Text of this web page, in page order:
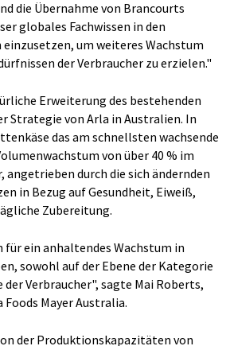
die Übernahme von Brancourts
globales Fachwissen in den
um weiteres Wachstum
der Verbraucher zu erzielen."
Erweiterung des bestehenden
Strategie von Arla in Australien. In
das am schnellsten wachsende
von über 40 % im
angetrieben durch die sich ändernden
in Bezug auf Gesundheit, Eiweiß,
Zubereitung.
für ein anhaltendes Wachstum in
sowohl auf der Ebene der Kategorie
der Verbraucher", sagte Mai Roberts,
Foods Mayer Australia.
der Produktionskapazitäten von